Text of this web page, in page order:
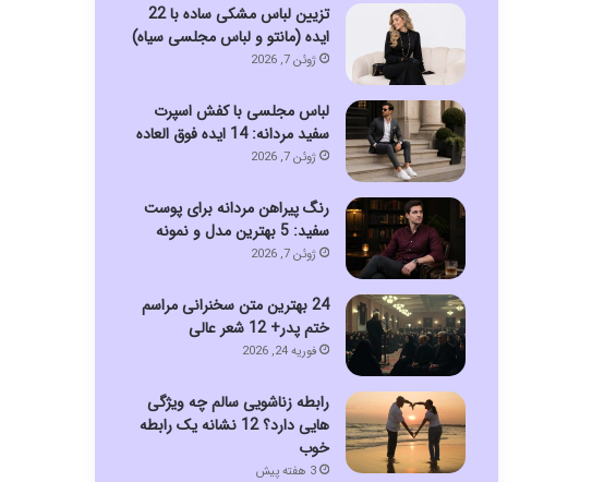
تزیین لباس مشکی ساده با 22
ایده (مانتو و لباس مجلسی سیاه)
ژوئن 7, 2026
لباس مجلسی با کفش اسپرت
سفید مردانه: 14 ایده فوق العاده
ژوئن 7, 2026
رنگ پیراهن مردانه برای پوست
سفید: 5 بهترین مدل و نمونه
ژوئن 7, 2026
24 بهترین متن سخنرانی مراسم
ختم پدر+ 12 شعر عالی
فوریه 24, 2026
رابطه زناشویی سالم چه ویژگی
هایی دارد؟ 12 نشانه یک رابطه
خوب
3 هفته پیش